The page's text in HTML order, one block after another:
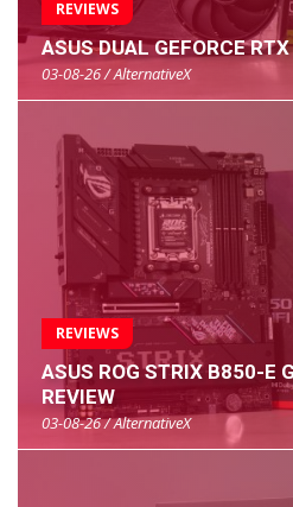
REVIEWS
ASUS DUAL GEFORCE
03-08-26 / AlternativeX
REVIEWS
ASUS ROG STRIX B850-E
REVIEW
03-08-26 / AlternativeX